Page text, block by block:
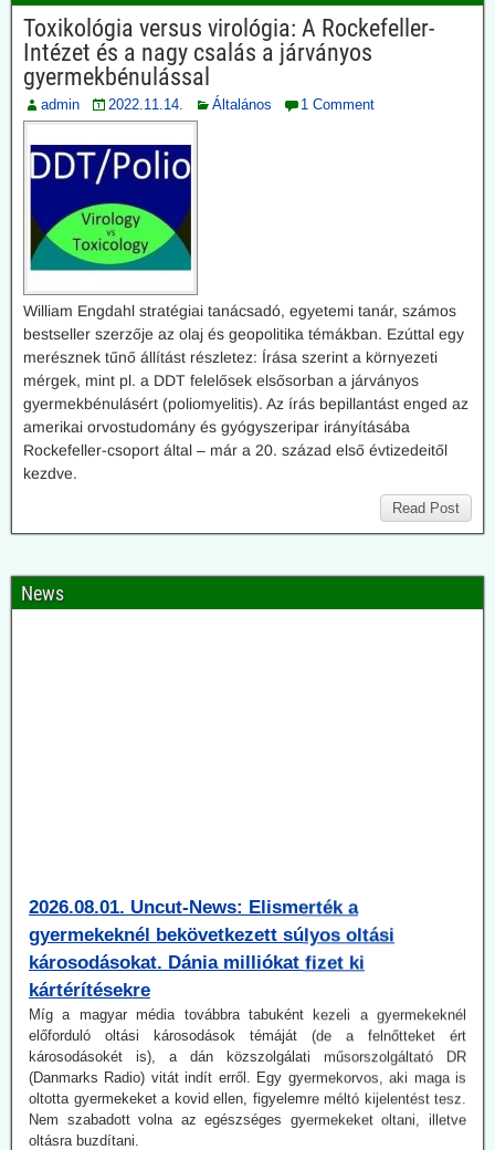
Toxikológia versus virológia: A Rockefeller-
Intézet és a nagy csalás a járványos
gyermekbénulással
admin 2022.11.14. Általános 1 Comment
William Engdahl stratégiai tanácsadó, egyetemi tanár, számos
bestseller szerzője az olaj és geopolitika témákban. Ezúttal egy
merésznek tűnő állítást részletez: Írása szerint a környezeti
mérgek, mint pl. a DDT felelősek elsősorban a járványos
gyermekbénulásért (poliomyelitis). Az írás bepillantást enged az
amerikai orvostudomány és gyógyszeripar irányításába
Rockefeller-csoport által – már a 20. század első évtizedeitől
kezdve.
Read Post
News
gyermekeknél bekövetkezett súlyos oltási
károsodásokat. Dánia milliókat fizet ki
kártérítésekre
Míg a magyar média továbbra tabuként kezeli a gyermekeknél
előforduló oltási károsodások témáját (de a felnőtteket ért
károsodásokét is), a dán közszolgálati műsorszolgáltató DR
(Danmarks Radio) vitát indít erről. Egy gyermekorvos, aki maga is
oltotta gyermekeket a kovid ellen, figyelemre méltó kijelentést tesz.
Nem szabadott volna az egészséges gyermekeket oltani, illetve
oltásra buzdítani.